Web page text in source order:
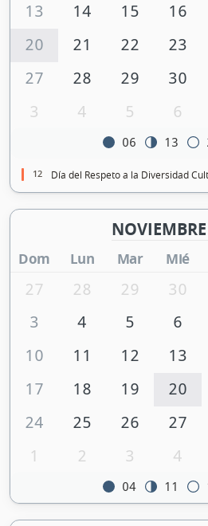
13
14 15 16
20
21 22 23
27
28 29 30
3
4 5 6
06 13
12 Día del Respeto a la Diversidad
Dom Lun Mar Mié
27 28 29 30
3
4 5 6
10
11 12 13
17
18 19 20
24
25 26 27
1
2 3 4
04 11